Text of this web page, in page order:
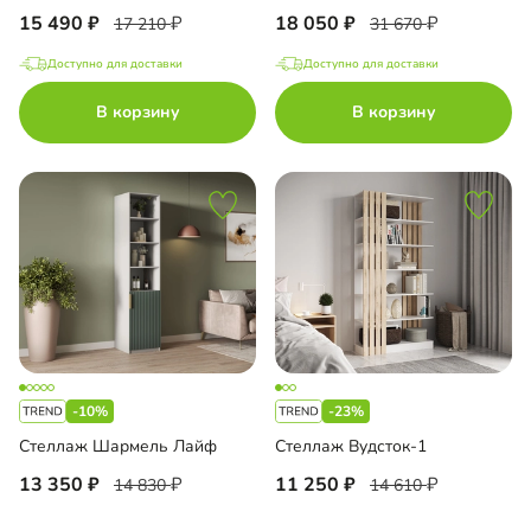
15 490 17 210
Доступно для доставки
В корзину
18 050 31 670
Доступно для доставки
В корзину
-10%
Стеллаж Шармель Лайф
13 350 14 830
-23%
Стеллаж Вудсток-1
11 250 14 610